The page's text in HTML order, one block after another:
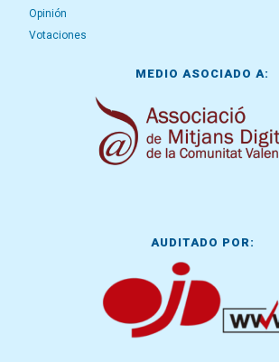
Opinión
Votaciones
MEDIO ASOCIADO A:
AUDITADO POR: